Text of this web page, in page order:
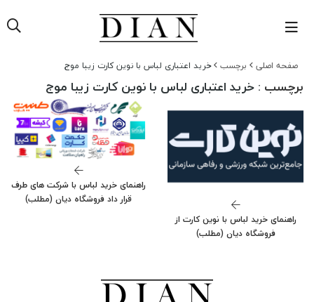
صفحه اصلی برچسب خرید اعتباری لباس با نوین کارت زیبا موج
برچسب : خرید اعتباری لباس با نوین کارت زیبا موج
راهنمای خرید لباس با نوین کارت از
فروشگاه دیان (مطلب)
راهنمای خرید لباس با شرکت های طرف
قرار داد فروشگاه دیان (مطلب)